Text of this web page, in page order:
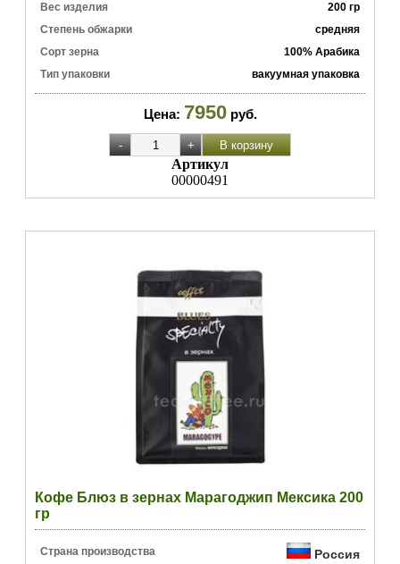
Вес изделия
200 гр
Степень обжарки
средняя
Сорт зерна
100% Арабика
Тип упаковки
вакуумная упаковка
Цена: 7950 руб.
Артикул
00000491
Кофе Блюз в зернах Марагоджип Мексика 200
гр
Страна производства Россия